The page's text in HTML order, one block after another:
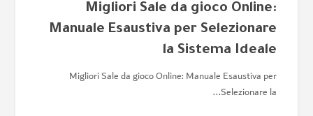
Migliori Sale da gioco Online:
Manuale Esaustiva per Selezionare
la Sistema Ideale
Migliori Sale da gioco Online: Manuale Esaustiva per
Selezionare la...